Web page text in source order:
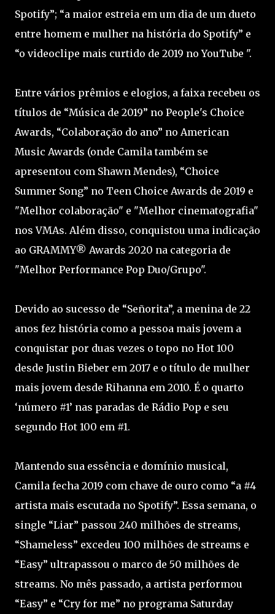
Spotify”; “a maior estreia em um dia de um dueto
entre homem e mulher na história do Spotify” e
“o videoclipe mais curtido de 2019 no YouTube ".
Entre vários prêmios e elogios, a faixa recebeu os
títulos de “Música de 2019” no People's Choice
Awards, “Colaboração do ano” no American
Music Awards (onde Camila também se
apresentou com Shawn Mendes), “Choice
Summer Song” no Teen Choice Awards de 2019 e
"Melhor colaboração" e "Melhor cinematografia"
nos VMAs. Além disso, conquistou uma indicação
ao GRAMMY® Awards 2020 na categoria de
"Melhor Performance Pop Duo/Grupo".
Devido ao sucesso de “Señorita”, a menina de 22
anos fez história como a pessoa mais jovem a
conquistar por duas vezes o topo no Hot 100
desde Justin Bieber em 2017 e o título de mulher
mais jovem desde Rihanna em 2010. É o quarto
‘número #1’ nas paradas de Rádio Pop e seu
segundo Hot 100 em #1.
Mantendo sua essência e domínio musical,
Camila fecha 2019 com chave de ouro como “a #4
artista mais escutada no Spotify”. Essa semana, o
single “Liar” passou 240 milhões de streams,
“Shameless” excedeu 100 milhões de streams e
“Easy” ultrapassou o marco de 50 milhões de
streams. No mês passado, a artista performou
“Easy” e “Cry for me” no programa Saturday